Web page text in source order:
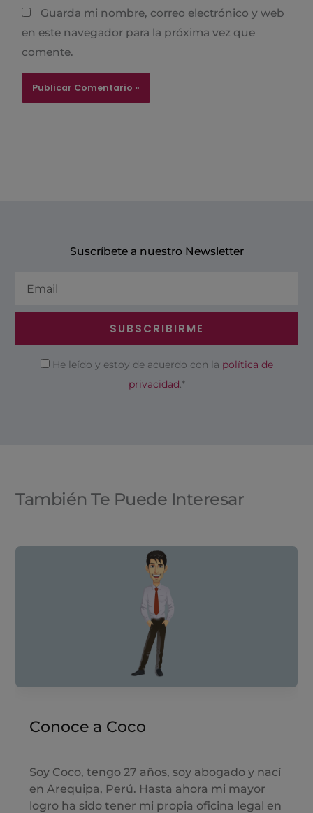
Guarda mi nombre, correo electrónico y web
en este navegador para la próxima vez que
comente.
Suscríbete a nuestro Newsletter
PrivacidadHe leído y estoy de acuerdo con la política de
privacidad.*
SUBSCRIBIRME
También Te Puede Interesar
Conoce a Coco
Soy Coco, tengo 27 años, soy abogado y nací
en Arequipa, Perú. Hasta ahora mi mayor
logro ha sido tener mi propia oficina legal en